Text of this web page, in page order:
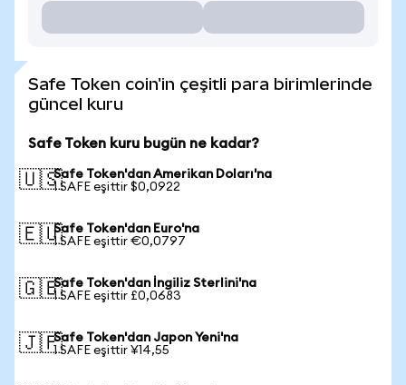
Safe Token coin'in çeşitli para birimlerinde
güncel kuru
Safe Token kuru bugün ne kadar?
🇺🇸Safe Token'dan Amerikan Doları'na
1 SAFE eşittir $0,0922
🇪🇺Safe Token'dan Euro'na
1 SAFE eşittir €0,0797
🇬🇧Safe Token'dan İngiliz Sterlini'na
1 SAFE eşittir £0,0683
🇯🇵Safe Token'dan Japon Yeni'na
1 SAFE eşittir ¥14,55